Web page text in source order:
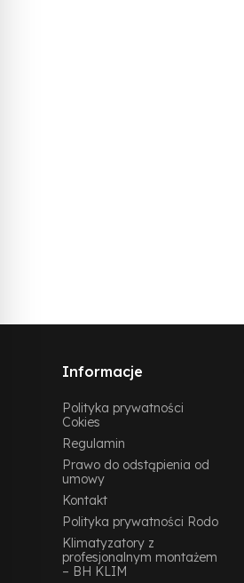
Informacje
Polityka prywatności
Cokies
Regulamin
Prawo do odstąpienia od
umowy
Kontakt
Polityka prywatności Rodo
Klimatyzatory z
profesjonalnym montażem
– BH KLIM